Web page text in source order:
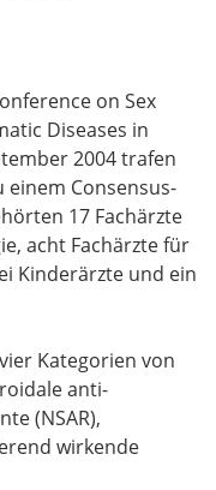
on Sex
Diseases in
2004 trafen
Consensus-
17 Fachärzte
acht Fachärzte für
Kinderärzte und ein
Kategorien von
anti-
(NSAR),
wirkende